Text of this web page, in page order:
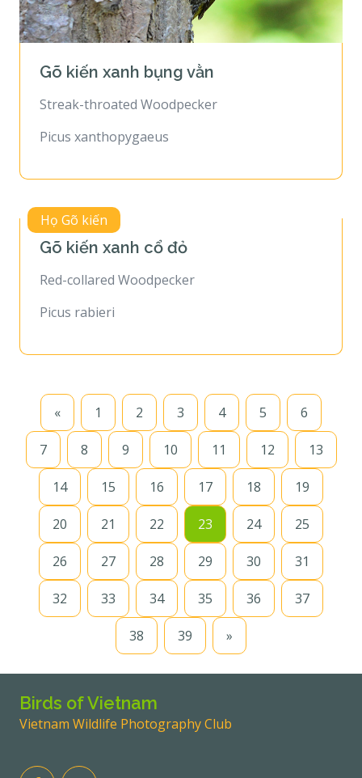
Gõ kiến xanh bụng vằn
Streak-throated Woodpecker
Picus xanthopygaeus
Họ Gõ kiến
Gõ kiến xanh cổ đỏ
Red-collared Woodpecker
Picus rabieri
« 1 2 3 4 5 6
7 8 9 10 11 12 13
14 15 16 17 18 19
20 21 22 23 24 25
26 27 28 29 30 31
32 33 34 35 36 37
38 39 »
Birds of Vietnam
Vietnam Wildlife Photography Club